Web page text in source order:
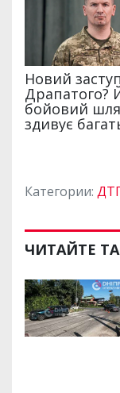
Категории:
ЧИТАЙТЕ